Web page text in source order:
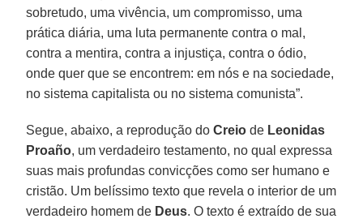
sobretudo, uma vivência, um compromisso, uma
prática diária, uma luta permanente contra o mal,
contra a mentira, contra a injustiça, contra o ódio,
onde quer que se encontrem: em nós e na sociedade,
no sistema capitalista ou no sistema comunista”.
Segue, abaixo, a reprodução doCreio de Leonidas
Proaño, um verdadeiro testamento, no qual expressa
suas mais profundas convicções como ser humano e
cristão. Um belíssimo texto que revela o interior de um
verdadeiro homem de Deus. O texto é extraído de sua